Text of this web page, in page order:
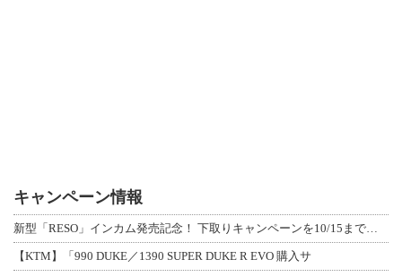
キャンペーン情報
【KTM】「990 DUKE／1390 SUPER DUKE R EVO 購入サ